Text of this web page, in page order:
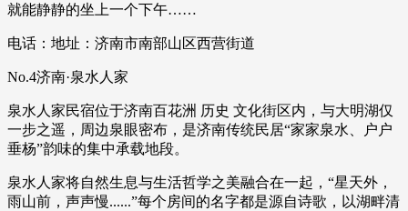
就能静静的坐上一个下午……
电话：地址：济南市南部山区西营街道
No.4济南·泉水人家
泉水人家民宿位于济南百花洲 历史 文化街区内，与大明湖仅
一步之遥，周边泉眼密布，是济南传统民居“家家泉水、户户
垂杨”韵味的集中承载地段。
泉水人家将自然生息与生活哲学之美融合在一起，“星天外，
雨山前，声声慢......”每个房间的名字都是源自诗歌，以湖畔清